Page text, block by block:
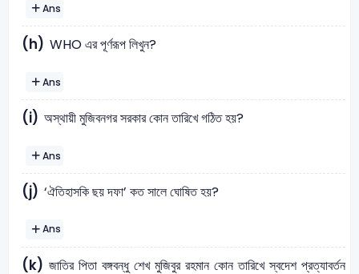
Ans
(h) WHO এর পূর্ণরূপ লিখুন?
Ans
(i) অস্থায়ী মুজিবনগর সরকার কোন তারিখে গঠিত হয়?
Ans
(j) ‘ঐতিহাসকি ছয় দফা’ কত সালে ঘোষিত হয়?
Ans
(k) জাতির পিতা বঙ্গবন্ধু শেখ মুজিবুর রহমান কোন তারিখে স্বদেশ প্রত্যাবর্তন